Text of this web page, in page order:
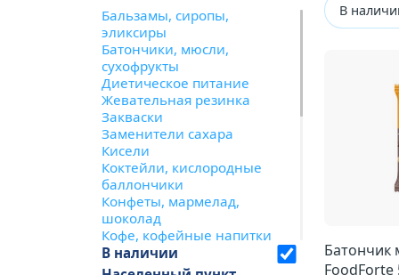
Бальзамы, сиропы,
эликсиры
Батончики, мюсли,
сухофрукты
Диетическое питание
Жевательная резинка
Закваски
Заменители сахара
Кисели
Коктейли, кислородные
баллончики
Конфеты, мармелад,
шоколад
Кофе, кофейные напитки
Леденцы
Лечебное питание
В наличии
В
Батончик
FoodForte